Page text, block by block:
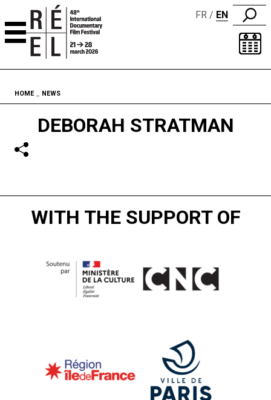
FR EN
Fil d'ariane
HOME NEWS
DEBORAH STRATMAN
WITH THE SUPPORT OF